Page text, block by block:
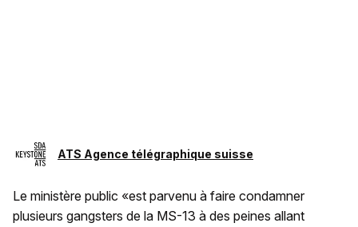
ATS Agence télégraphique suisse
Le ministère public «est parvenu à faire condamner
plusieurs gangsters de la MS-13 à des peines allant